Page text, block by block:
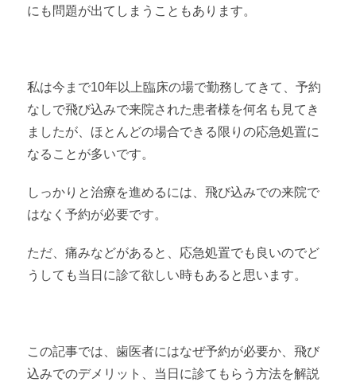
にも問題が出てしまうこともあります。
私は今まで10年以上臨床の場で勤務してきて、予約
なしで飛び込みで来院された患者様を何名も見てき
ましたが、ほとんどの場合できる限りの応急処置に
なることが多いです。
しっかりと治療を進めるには、飛び込みでの来院で
はなく予約が必要です。
ただ、痛みなどがあると、応急処置でも良いのでど
うしても当日に診て欲しい時もあると思います。
この記事では、歯医者にはなぜ予約が必要か、飛び
込みでのデメリット、当日に診てもらう方法を解説